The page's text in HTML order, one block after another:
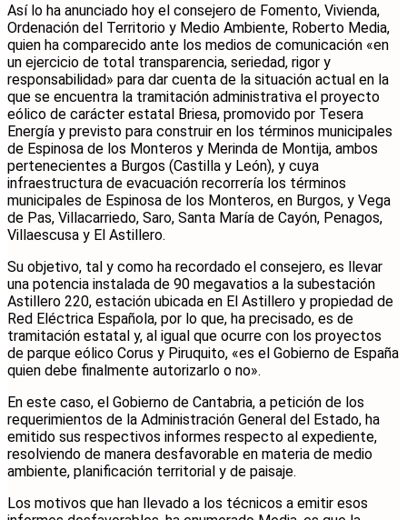
Así lo ha anunciado hoy el consejero de Fomento, Vivienda,
Ordenación del Territorio y Medio Ambiente, Roberto Media,
quien ha comparecido ante los medios de comunicación «en
un ejercicio de total transparencia, seriedad, rigor y
responsabilidad» para dar cuenta de la situación actual en la
que se encuentra la tramitación administrativa el proyecto
eólico de carácter estatal Briesa, promovido por Tesera
Energía y previsto para construir en los términos municipales
de Espinosa de los Monteros y Merinda de Montija, ambos
pertenecientes a Burgos (Castilla y León), y cuya
infraestructura de evacuación recorrería los términos
municipales de Espinosa de los Monteros, en Burgos, y Vega
de Pas, Villacarriedo, Saro, Santa María de Cayón, Penagos,
Villaescusa y El Astillero.
Su objetivo, tal y como ha recordado el consejero, es llevar
una potencia instalada de 90 megavatios a la subestación
Astillero 220, estación ubicada en El Astillero y propiedad de
Red Eléctrica Española, por lo que, ha precisado, es de
tramitación estatal y, al igual que ocurre con los proyectos
de parque eólico Corus y Piruquito, «es el Gobierno de España
quien debe finalmente autorizarlo o no».
En este caso, el Gobierno de Cantabria, a petición de los
requerimientos de la Administración General del Estado, ha
emitido sus respectivos informes respecto al expediente,
resolviendo de manera desfavorable en materia de medio
ambiente, planificación territorial y de paisaje.
Los motivos que han llevado a los técnicos a emitir esos